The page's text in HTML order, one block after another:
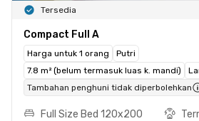
Tersedia
Compact Full A
Harga untuk 1 orang
Putri
7.8 m² (belum termasuk luas k. mandi)
Tambahan penghuni tidak diperbolehkan
Full Size Bed 120x200